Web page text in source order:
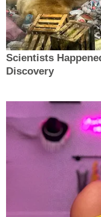
Scientists
Discovery